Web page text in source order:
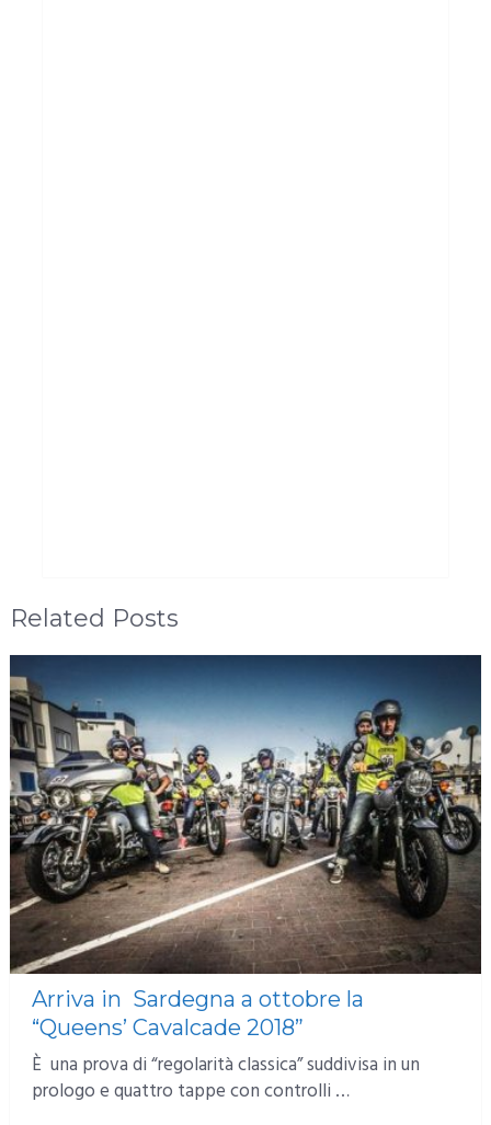
Related Posts
Arriva in Sardegna a ottobre la
“Queens’ Cavalcade 2018”
È una prova di “regolarità classica” suddivisa in un
prologo e quattro tappe con controlli …